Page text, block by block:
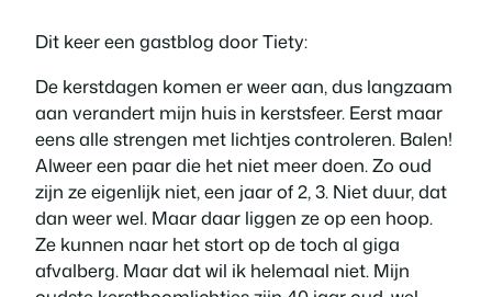
Dit keer een gastblog door Tiety:
De kerstdagen komen er weer aan, dus langzaam
aan verandert mijn huis in kerstsfeer. Eerst maar
eens alle strengen met lichtjes controleren. Balen!
Alweer een paar die het niet meer doen. Zo oud
zijn ze eigenlijk niet, een jaar of 2, 3. Niet duur, dat
dan weer wel. Maar daar liggen ze op een hoop.
Ze kunnen naar het stort op de toch al giga
afvalberg. Maar dat wil ik helemaal niet. Mijn